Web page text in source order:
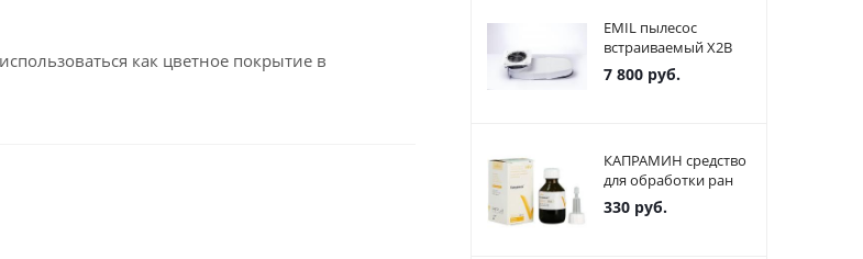
как цветное покрытие в
EMIL пылесос
встраиваемый X2В
7 800 руб.
КАПРАМИН средство
для обработки ран
330 руб.